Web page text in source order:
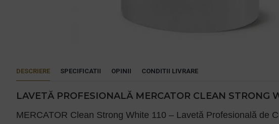
DESCRIERE SPECIFICATII OPINII CONDITII LIVRARE
LAVETĂ PROFESIONALĂ MERCATOR CLEAN STRONG
MERCATOR Clean Strong White 110 – Lavetă Profesională de